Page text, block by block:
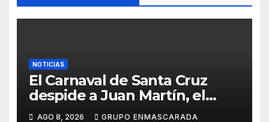
NOTICIAS
El Carnaval de Santa Cruz
despide a Juan Martín, el
inolvidable «Cristóbal Colón»
AGO 8, 2026 GRUPO ENMASCARADA